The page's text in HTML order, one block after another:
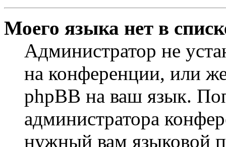
Моего языка нет в
Администратор не
на конференции, или
phpBB на ваш язык.
администратора
нужный вам языковой